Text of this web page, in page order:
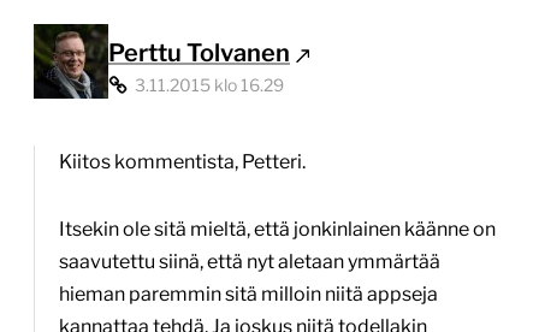
Perttu Tolvanen
3.11.2015 klo 16.29
Kiitos kommentista, Petteri.
Itsekin ole sitä mieltä, että jonkinlainen käänne on
saavutettu siinä, että nyt aletaan ymmärtää
hieman paremmin sitä milloin niitä appseja
kannattaa tehdä. Ja joskus niitä todellakin